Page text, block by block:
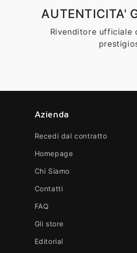
AUTENTICITA'
Rivenditore ufficiale
Azienda
Recedi dal contratto
Homepage
Chi Siamo
Contatti
FAQ
Gli store
Editorial